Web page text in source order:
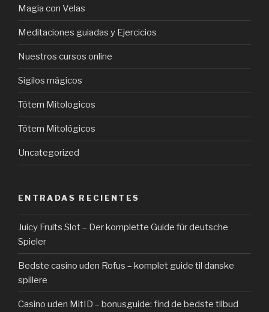
Magia con Velas
Meditaciones guiadas y Ejercicios
Nuestros cursos online
Sigilos mágicos
Tótem Mitologicos
Tótem Mitológicos
Uncategorized
ENTRADAS RECIENTES
Juicy Fruits Slot – Der komplette Guide für deutsche
Spieler
Bedste casino uden Rofus – komplet guide til danske
spillere
Casino uden MitID – bonusguide: find de bedste tilbud